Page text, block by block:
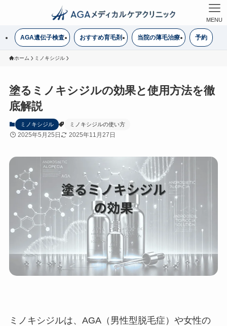
MENU
AGA遺伝子検査 おすすめ育毛剤 当院の薄毛治療 予約
ホーム ミノキシジル
塗るミノキシジルの効果と使用方法を徹
底解説
ミノキシジル ミノキシジルの使い方
2025年5月25日 2025年11月27日
ミノキシジルは、AGA（男性型脱毛症）や女性の